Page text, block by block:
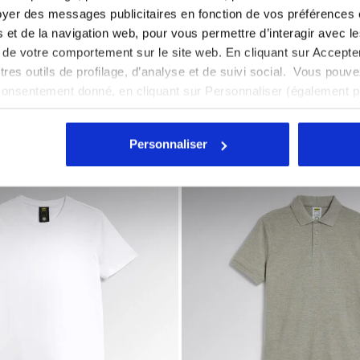
des messages publicitaires en fonction de vos préférences
et de la navigation web, pour vous permettre d’interagir avec
votre comportement sur le site web. En cliquant sur
outils de profilage, d’analyse et de suivi social. Vous
donné, en cliquant sur Personnaliser (également
vous pouvez continuer à naviguer sur le site avec les
Personnaliser
ACIER - Utility
de travail POLO ML ATLANTIS ORGANIC BLEU
ORGANIC
de travail 3 Couleurs
T-shirt manche longue de
T-SHIRT ML MONO
€ 19,00
T-shirt manche longue de travail
Coton biologique